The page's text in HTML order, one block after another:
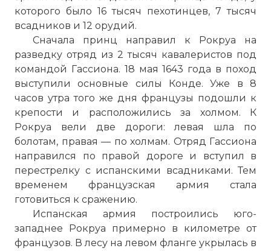
которого было 16 тысяч пехотинцев, 7 тысяч
всадников и 12 орудий.
Сначала принц направил к Рокруа на
разведку отряд из 2 тысяч кавалеристов под
командой Гассиона. 18 мая 1643 года в поход
выступили основные силы Конде. Уже в 8
часов утра того же дня французы подошли к
крепости и расположились за холмом. К
Рокруа вели две дороги: левая шла по
болотам, правая — по холмам. Отряд Гассиона
направился по правой дороге и вступил в
перестрелку с испанскими всадниками. Тем
временем французская армия стала
готовиться к сражению.
Испанская армия построились юго-
западнее Рокруа примерно в километре от
французов. В лесу на левом фланге укрылась в